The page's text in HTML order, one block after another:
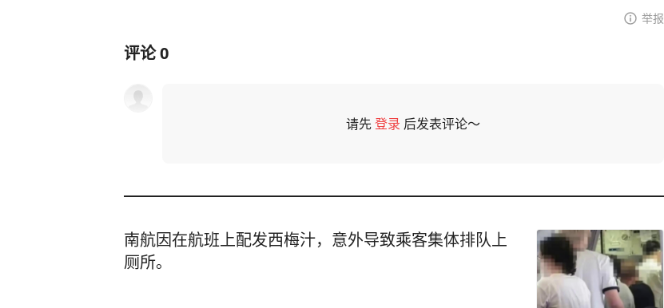
举报
评论0
请先登录 后发表评论～
南航因在航班上配发西梅汁，意外导致乘客集体排队上
厕所。